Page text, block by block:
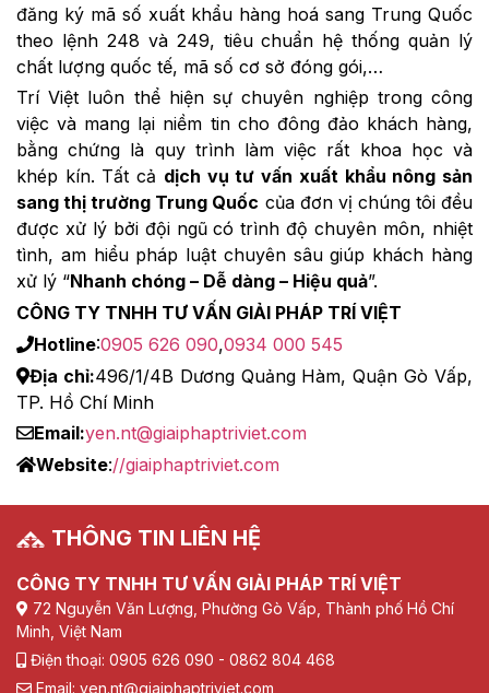
đăng ký mã số xuất khẩu hàng hoá sang Trung Quốc
theo lệnh 248 và 249, tiêu chuẩn hệ thống quản lý
chất lượng quốc tế, mã số cơ sở đóng gói,…
Trí Việt luôn thể hiện sự chuyên nghiệp trong công
việc và mang lại niềm tin cho đông đảo khách hàng,
bằng chứng là quy trình làm việc rất khoa học và
khép kín. Tất cả dịch vụ tư vấn xuất khẩu nông sản
sang thị trường Trung Quốc của đơn vị chúng tôi đều
được xử lý bởi đội ngũ có trình độ chuyên môn, nhiệt
tình, am hiểu pháp luật chuyên sâu giúp khách hàng
xử lý “Nhanh chóng – Dễ dàng – Hiệu quả”.
CÔNG TY TNHH TƯ VẤN GIẢI PHÁP TRÍ VIỆT
Hotline:0905 626 090,0934 000 545
Địa chỉ:496/1/4B Dương Quảng Hàm, Quận Gò Vấp,
TP. Hồ Chí Minh
Email:yen.nt@giaiphaptriviet.com
Website://giaiphaptriviet.com
THÔNG TIN LIÊN HỆ
CÔNG TY TNHH TƯ VẤN GIẢI PHÁP TRÍ VIỆT
72 Nguyễn Văn Lượng, Phường Gò Vấp, Thành phố Hồ Chí
Minh, Việt Nam
Điện thoại: 0905 626 090 - 0862 804 468
Email: yen.nt@giaiphaptriviet.com